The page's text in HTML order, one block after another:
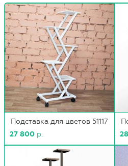
Подставка для цветов 51117
27 800 р.